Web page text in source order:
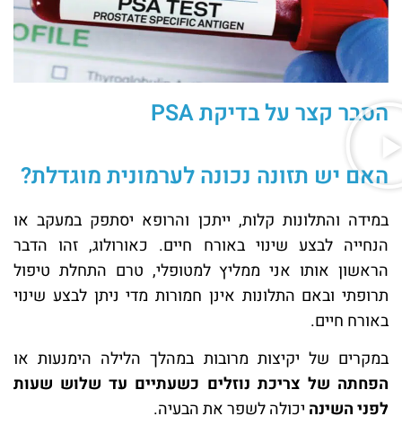
הסבר קצר על בדיקת PSA
האם יש תזונה נכונה לערמונית מוגדלת?
במידה והתלונות קלות, ייתכן והרופא יסתפק במעקב או
הנחייה לבצע שינוי באורח חיים. כאורולוג, זהו הדבר
הראשון אותו אני ממליץ למטופלי, טרם התחלת טיפול
תרופתי ובאם התלונות אינן חמורות מדי ניתן לבצע שינוי
באורח חיים.
במקרים של יקיצות מרובות במהלך הלילה הימנעות או
הפחתה של צריכת נוזלים כשעתיים עד שלוש שעות
לפני השינה יכולה לשפר את הבעיה.